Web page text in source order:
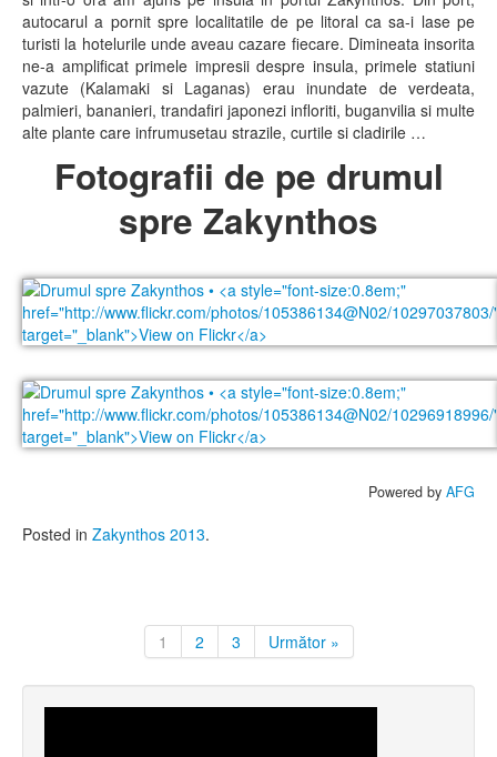
autocarul a pornit spre localitatile de pe litoral ca sa-i lase pe
turisti la hotelurile unde aveau cazare fiecare. Dimineata insorita
ne-a amplificat primele impresii despre insula, primele statiuni
vazute (Kalamaki si Laganas) erau inundate de verdeata,
palmieri, bananieri, trandafiri japonezi infloriti, buganvilia si multe
alte plante care infrumusetau strazile, curtile si cladirile …
Fotografii de pe drumul
spre Zakynthos
Powered by AFG
Posted in Zakynthos 2013.
1 2 3 Următor »